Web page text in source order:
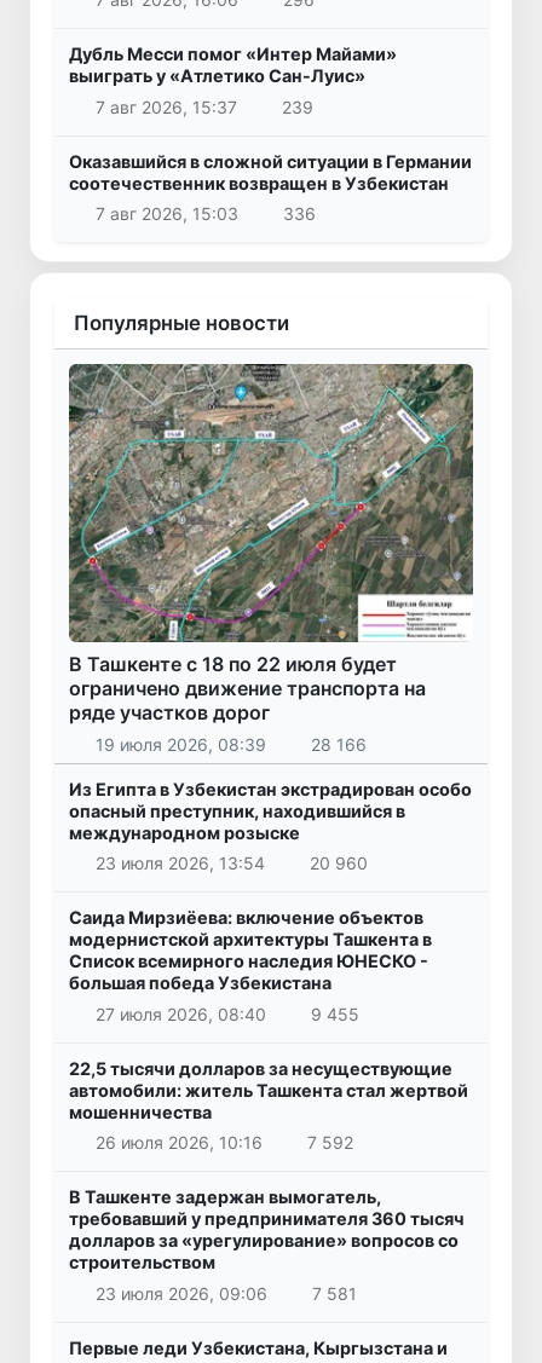
Дубль Месси помог «Интер Майами»
выиграть у «Атлетико Сан-Луис»
7 авг 2026, 15:37
239
Оказавшийся в сложной ситуации в Германии
соотечественник возвращен в Узбекистан
7 авг 2026, 15:03
336
Популярные новости
В Ташкенте с 18 по 22 июля будет
ограничено движение транспорта на
ряде участков дорог
19 июля 2026, 08:39 28 166
Из Египта в Узбекистан экстрадирован особо
опасный преступник, находившийся в
международном розыске
23 июля 2026, 13:54
20 960
Саида Мирзиёева: включение объектов
модернистской архитектуры Ташкента в
Список всемирного наследия ЮНЕСКО -
большая победа Узбекистана
27 июля 2026, 08:40
9 455
22,5 тысячи долларов за несуществующие
автомобили: житель Ташкента стал жертвой
мошенничества
26 июля 2026, 10:16
7 592
В Ташкенте задержан вымогатель,
требовавший у предпринимателя 360 тысяч
долларов за «урегулирование» вопросов со
строительством
23 июля 2026, 09:06
7 581
Первые леди Узбекистана, Кыргызстана и